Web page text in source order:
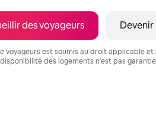
des voyageurs
voyageurs est soumis au droit applicable
des logements n'est pas